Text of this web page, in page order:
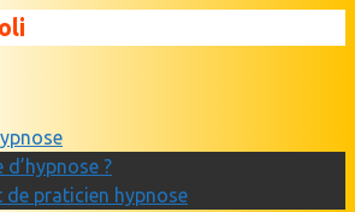
d’hypnose ?
de praticien hypnose